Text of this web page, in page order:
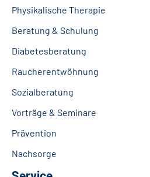
Physikalische Therapie
Beratung & Schulung
Diabetesberatung
Raucherentwöhnung
Sozialberatung
Vorträge & Seminare
Prävention
Nachsorge